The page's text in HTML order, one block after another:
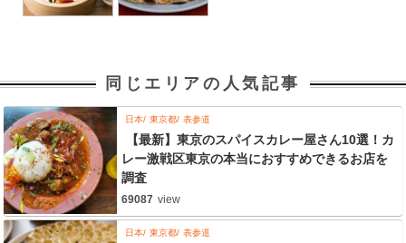
同じエリアの人気記事
日本 東京都 表参道
【最新】東京のスパイスカレー屋さん10選！カ
レー激戦区東京の本当におすすめできるお店を
調査
69087 view
日本 東京都 表参道